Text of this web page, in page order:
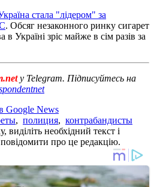
стала "лідером" за
. Обсяг незаконного ринку сигарет
Україні зріс майже в сім разів за
у Telegram. Підписуйтесь на
Google News
, полиция, контрабандисты
необхідний текст і
про це редакцію.